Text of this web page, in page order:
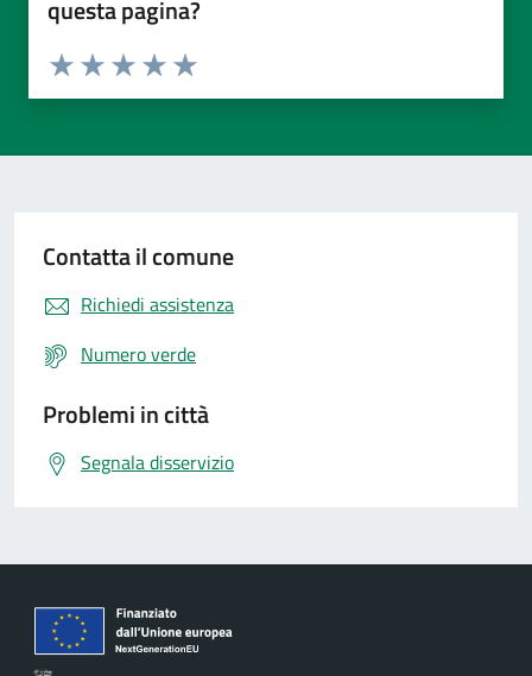
questa pagina?
Valuta da 1 a 5 stelle la pagina
Valuta 5 stelle su 5
Valuta 4 stelle su 5
Valuta 3 stelle su 5
Valuta 2 stelle su 5
Valuta 1 stelle su 5
Contatta il comune
Richiedi assistenza
Numero verde
Problemi in città
Segnala disservizio